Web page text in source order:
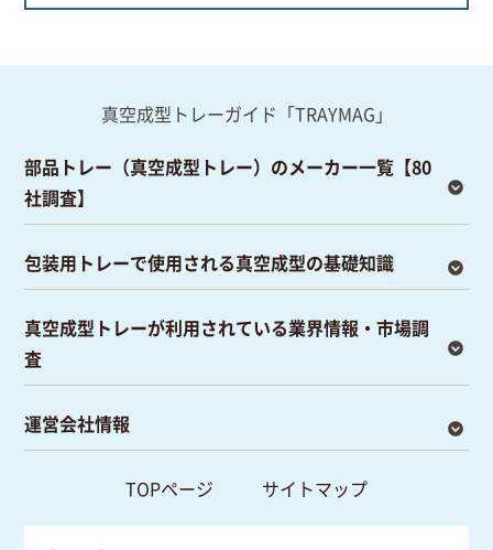
真空成型トレーガイド「TRAYMAG」
部品トレー（真空成型トレー）のメーカー一覧【80
社調査】
包装用トレーで使用される真空成型の基礎知識
真空成型トレーが利用されている業界情報・市場調
査
運営会社情報
TOPページ サイトマップ